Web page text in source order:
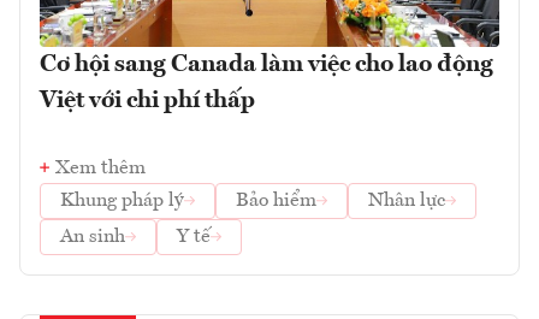
Cơ hội sang Canada làm việc cho lao động
Việt với chi phí thấp
Xem thêm
Khung pháp lý
Bảo hiểm
Nhân lực
An sinh
Y tế